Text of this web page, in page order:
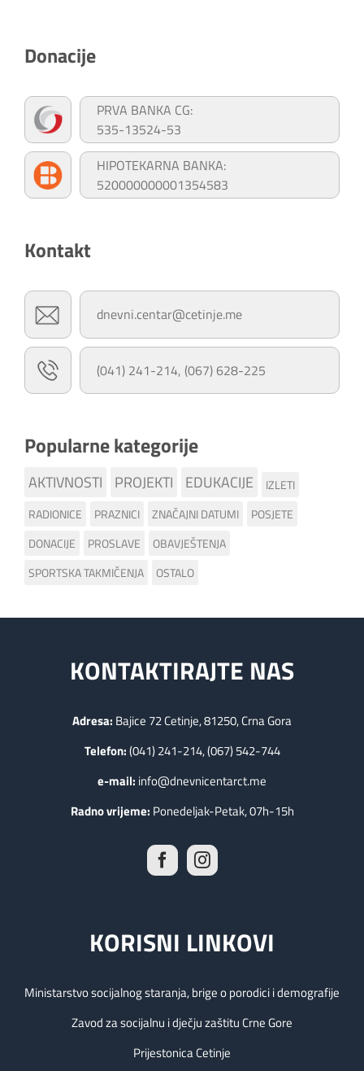
Donacije
PRVA BANKA CG:
535-13524-53
HIPOTEKARNA BANKA:
520000000001354583
Kontakt
dnevni.centar@cetinje.me
(041) 241-214, (067) 628-225
Popularne kategorije
AKTIVNOSTI PROJEKTI EDUKACIJE
IZLETI
RADIONICE
PRAZNICI ZNAČAJNI DATUMI
POSJETE
DONACIJE
PROSLAVE
OBAVJEŠTENJA
SPORTSKA TAKMIČENJA
OSTALO
KONTAKTIRAJTE NAS
Adresa: Bajice 72 Cetinje, 81250, Crna Gora
Telefon:(041) 241-214, (067) 542-744
e-mail: info@dnevnicentarct.me
Radno vrijeme: Ponedeljak-Petak, 07h-15h
KORISNI LINKOVI
Ministarstvo socijalnog staranja, brige o porodici i demografije
Zavod za socijalnu i dječju zaštitu Crne Gore
Prijestonica Cetinje